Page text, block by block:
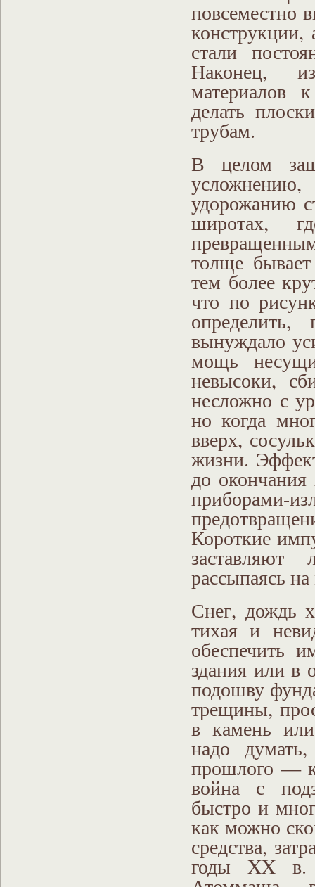
повсеместно
стали
Наконец,
материалов
делать
трубам.
В целом
удорожанию
широтах,
толще
тем более
что по
вынуждало
мощь
невысоки,
несложно с
но когда
вверх,
жизни.
до
приборами-
Короткие
заставляют
рассыпаясь
Снег, дождь
тихая и
обеспечить
здания или в
подошву
трещины,
в камень
надо
прошлого —
война с
быстро и
как можно
средства,
годы XX в.